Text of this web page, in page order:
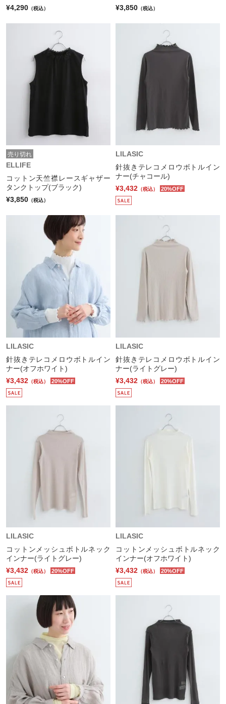
¥4,290 （税込）
¥3,850 （税込）
売り切れ
ELLIFE
コットン天竺襟レースギャザー
タンクトップ(ブラック)
¥3,850 （税込）
LILASIC
針抜きテレコメロウボトルイン
ナー(チャコール)
¥3,432 （税込） 20%OFF
LILASIC
針抜きテレコメロウボトルイン
ナー(オフホワイト)
¥3,432 （税込） 20%OFF
LILASIC
針抜きテレコメロウボトルイン
ナー(ライトグレー)
¥3,432 （税込） 20%OFF
LILASIC
コットンメッシュボトルネック
インナー(ライトグレー)
¥3,432 （税込） 20%OFF
LILASIC
コットンメッシュボトルネック
インナー(オフホワイト)
¥3,432 （税込） 20%OFF